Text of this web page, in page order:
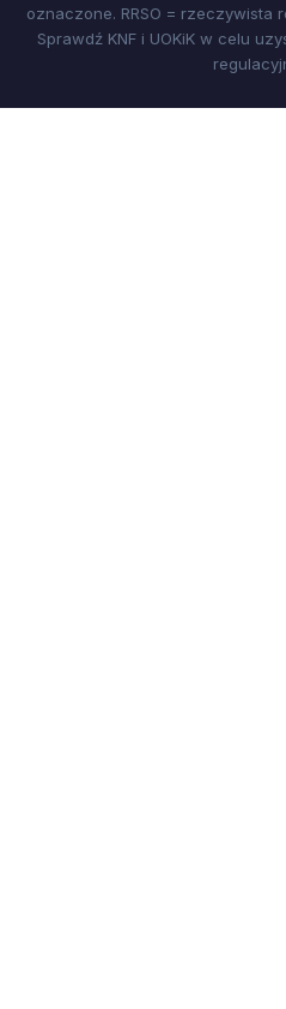
oznaczone. RRSO = rzeczywista
Sprawdź KNF i UOKiK w celu